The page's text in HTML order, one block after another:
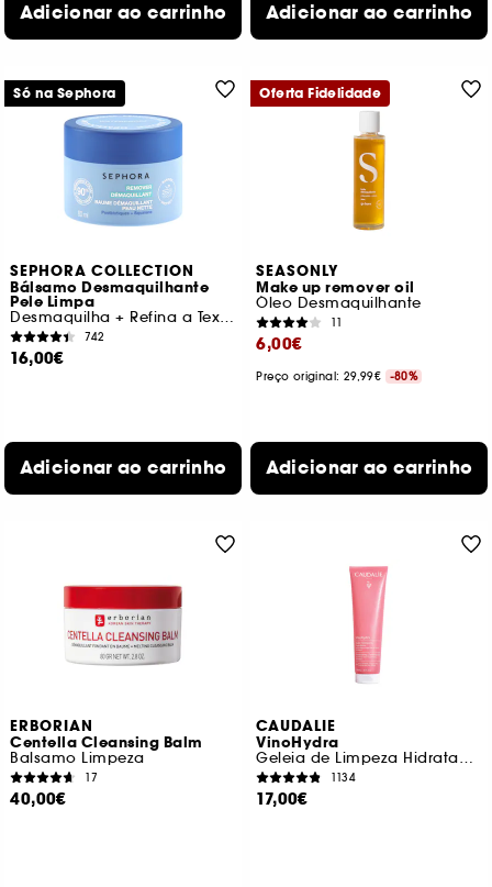
Adicionar ao carrinho Adicionar ao carrinho
SEPHORA COLLECTION
Bálsamo Desmaquilhante
Pele Limpa
Desmaquilha + Refina a Textura da Pele
742
16,00€
Adicionar ao carrinho
Só na Sephora
SEASONLY
Make up remover oil
Óleo Desmaquilhante
11
6,00€
Preço original: 29,99€ -80%
Adicionar ao carrinho
Oferta Fidelidade
ERBORIAN
Centella Cleansing Balm
Balsamo Limpeza
17
40,00€
CAUDALIE
VinoHydra
Geleia de Limpeza Hidratante
1134
17,00€